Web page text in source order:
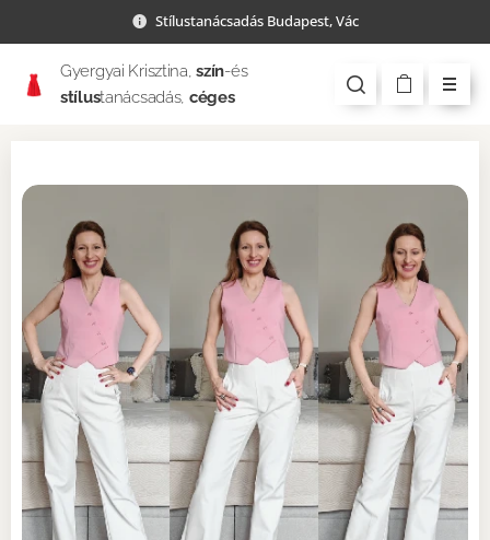
Stílustanácsadás Budapest, Vác
Gyergyai Krisztina, szín-és
stílustanácsadás, céges